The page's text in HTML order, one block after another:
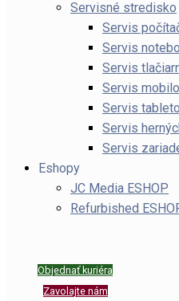
Servisné stredisko
Servis
Servis
Servis
Servis
Servis
Servis
Servis
Eshopy
JC Media ESHOP
Refurbished
Objednať kuriéra
Zavolajte nám